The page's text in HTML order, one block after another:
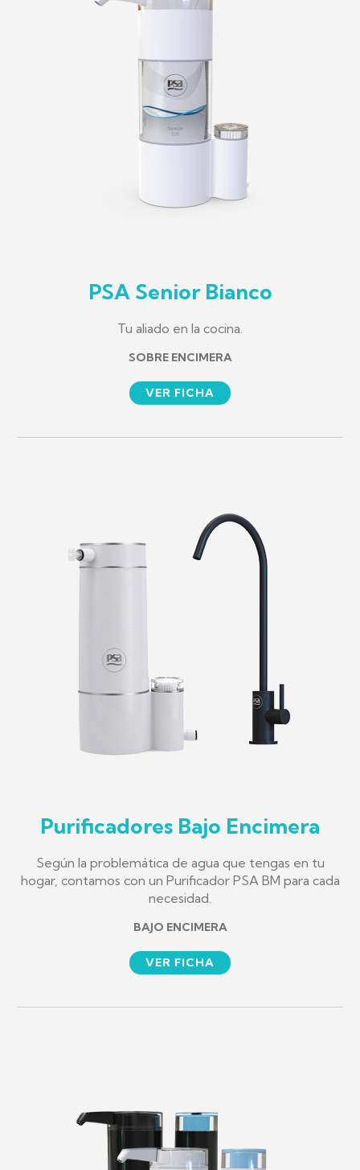
PSA Senior Bianco
Tu aliado en la cocina.
SOBRE ENCIMERA
VER FICHA
Purificadores Bajo Encimera
Según la problemática de agua que tengas en tu
hogar, contamos con un Purificador PSA BM para cada
necesidad.
BAJO ENCIMERA
VER FICHA